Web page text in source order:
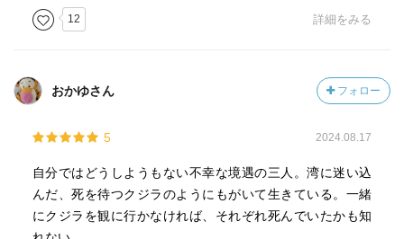
12 詳細をみる
おかゆさん フォロー
5 2024.08.17
自分ではどうしようもない不幸な境遇の三人。湾に迷い込
んだ、死を待つクジラのようにもがいて生きている。一緒
にクジラを観に行かなければ、それぞれ死んでいたかも知